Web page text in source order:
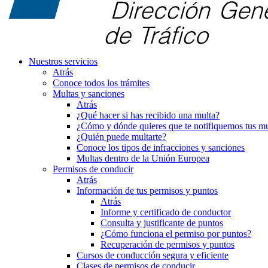
Nuestros servicios
Atrás
Conoce todos los trámites
Multas y sanciones
Atrás
¿Qué hacer si has recibido una multa?
¿Cómo y dónde quieres que te notifiquemos tus
¿Quién puede multarte?
Conoce los tipos de infracciones y sanciones
Multas dentro de la Unión Europea
Permisos de conducir
Atrás
Información de tus permisos y puntos
Atrás
Informe y certificado de conductor
Consulta y justificante de puntos
¿Cómo funciona el permiso por puntos?
Recuperación de permisos y puntos
Cursos de conducción segura y eficiente